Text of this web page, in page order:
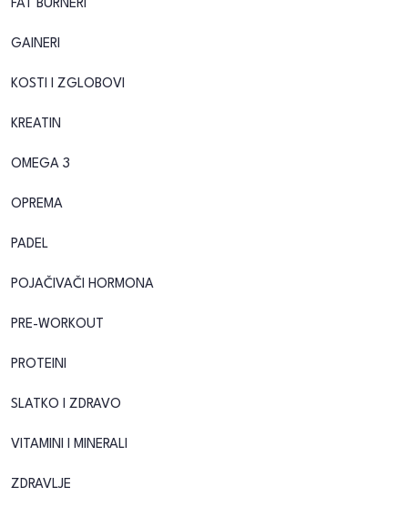
FAT BURNERI
GAINERI
KOSTI I ZGLOBOVI
KREATIN
OMEGA 3
OPREMA
PADEL
POJAČIVAČI HORMONA
PRE-WORKOUT
PROTEINI
SLATKO I ZDRAVO
VITAMINI I MINERALI
ZDRAVLJE